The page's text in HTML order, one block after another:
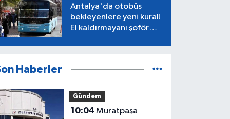
Antalya'da otobüs
bekleyenlere yeni kural!
El kaldırmayanı şoför
Haberler
Gündem
10:04